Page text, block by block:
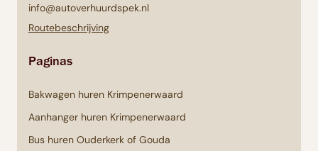
info@autoverhuurdspek.nl
Routebeschrijving
Paginas
Bakwagen huren Krimpenerwaard
Aanhanger huren Krimpenerwaard
Bus huren Ouderkerk of Gouda